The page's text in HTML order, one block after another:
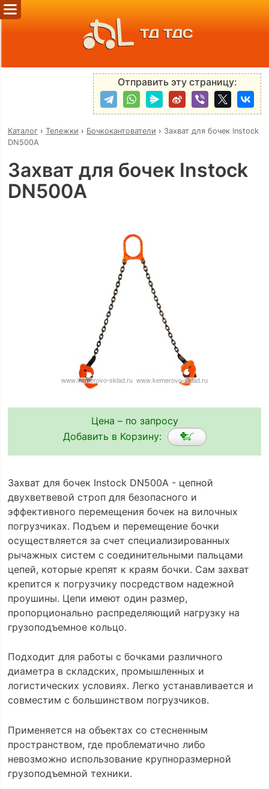
ТД ТДС
Отправить эту страницу:
Каталог› Тележки › Бочкокантователи › Захват для бочек Instock
DN500A
Захват для бочек Instock
DN500A
Цена – по запросу
Добавить в Корзину:
Захват для бочек Instock DN500A - цепной
двухветвевой строп для безопасного и
эффективного перемещения бочек на вилочных
погрузчиках. Подъем и перемещение бочки
осуществляется за счет специализированных
рычажных систем с соединительными пальцами
цепей, которые крепят к краям бочки. Сам захват
крепится к погрузчику посредством надежной
проушины. Цепи имеют один размер,
пропорционально распределяющий нагрузку на
грузоподъемное кольцо.
Подходит для работы с бочками различного
диаметра в складских, промышленных и
логистических условиях. Легко устанавливается и
совместим с большинством погрузчиков.
Применяется на объектах со стесненным
пространством, где проблематично либо
невозможно использование крупноразмерной
грузоподъемной техники.